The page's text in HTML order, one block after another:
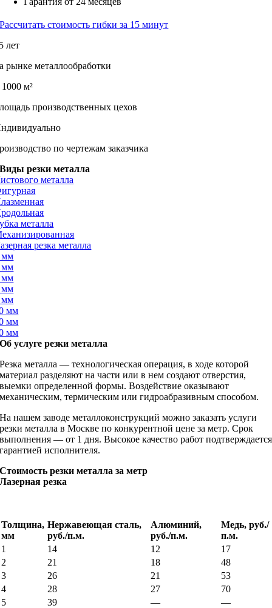
Рассчитать стоимость гибки за 15 минут
лет
рынке металлообработки
м²
производственных цехов
по чертежам заказчика
Виды резки металла
металла
металла
резка металла
мм
мм
мм
мм
мм
мм
мм
мм
Об услуге резки металла
Резка металла — технологическая операция, в ходе которой
материал разделяют на части или в нем создают отверстия,
выемки определенной формы. Воздействие оказывают
механическим, термическим или гидроабразивным способом.
На нашем заводе металлоконструкций можно заказать услуги
резки металла в Москве по конкурентной цене за метр. Срок
выполнения — от 1 дня. Высокое качество работ подтверждается
гарантией исполнителя.
Стоимость резки металла за метр
Лазерная резка
Толщина,
мм
Нержавеющая сталь,
руб./п.м.
Алюминий,
руб./п.м.
Медь, руб./
п.м.
1
14 12
17
2
21 18
48
3
26 21
53
4
28 27
70
5
39 —
—